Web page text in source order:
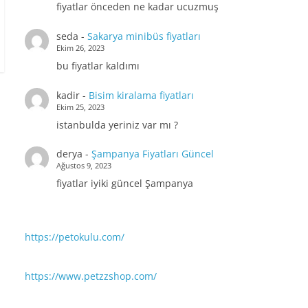
fiyatlar önceden ne kadar ucuzmuş
seda - Sakarya minibüs fiyatları
Ekim 26, 2023
bu fiyatlar kaldımı
kadir- Bisim kiralama fiyatları
Ekim 25, 2023
istanbulda yeriniz var mı ?
derya - Şampanya Fiyatları Güncel
Ağustos 9, 2023
fiyatlar iyiki güncel Şampanya
https://petokulu.com/
https://www.petzzshop.com/